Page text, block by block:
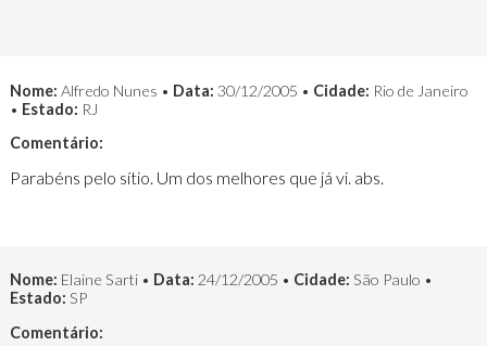
Nome: Alfredo Nunes • Data: 30/12/2005 • Cidade: Rio de Janeiro
• Estado: RJ
Comentário:
Parabéns pelo sítio. Um dos melhores que já vi. abs.
Nome: Elaine Sarti • Data: 24/12/2005 • Cidade: São Paulo •
Estado: SP
Comentário: